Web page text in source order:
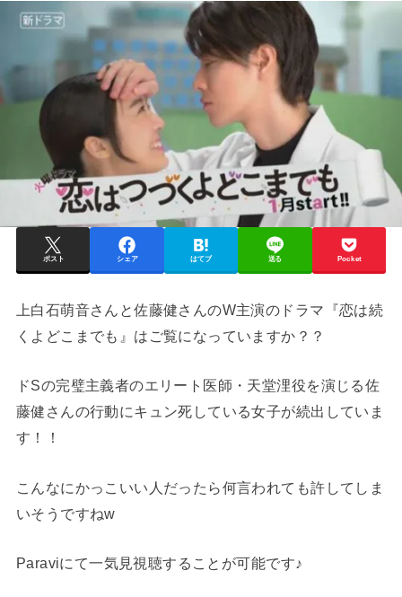
ポスト シェア はてブ 送る Pocket
上白石萌音さんと佐藤健さんのW主演のドラマ『恋は続
くよどこまでも』はご覧になっていますか？？
ドSの完璧主義者のエリート医師・天堂浬役を演じる佐
藤健さんの行動にキュン死している女子が続出していま
す！！
こんなにかっこいい人だったら何言われても許してしま
いそうですねw
Paraviにて一気見視聴することが可能です♪